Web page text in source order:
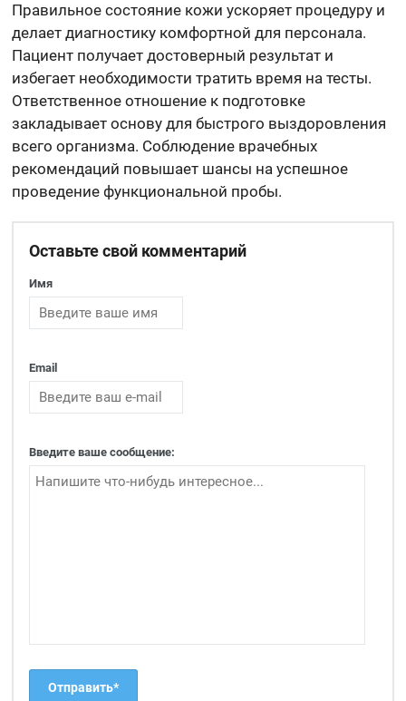
Правильное состояние кожи ускоряет процедуру и
делает диагностику комфортной для персонала.
Пациент получает достоверный результат и
избегает необходимости тратить время на тесты.
Ответственное отношение к подготовке
закладывает основу для быстрого выздоровления
всего организма. Соблюдение врачебных
рекомендаций повышает шансы на успешное
проведение функциональной пробы.
Оставьте свой комментарий
Имя
Email
Введите ваше сообщение: